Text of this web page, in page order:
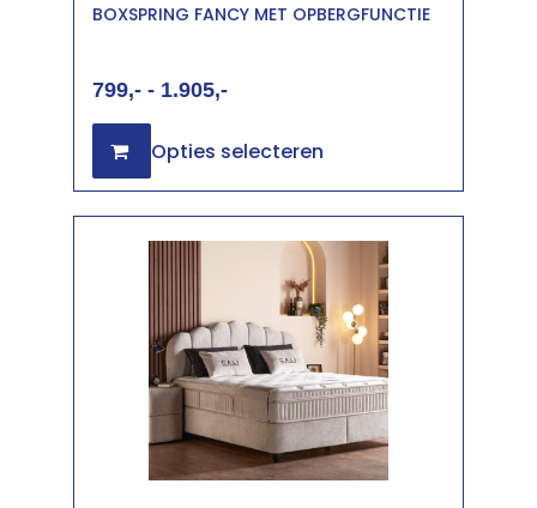
BOXSPRING FANCY MET OPBERGFUNCTIE
799 - 1.905
Opties selecteren